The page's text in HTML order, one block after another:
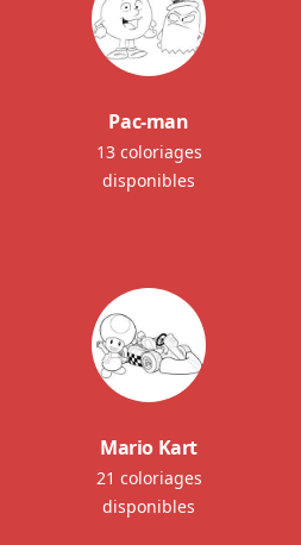
Pac-man
13 coloriages
disponibles
Mario Kart
21 coloriages
disponibles